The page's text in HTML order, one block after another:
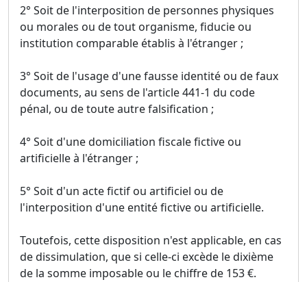
2° Soit de l'interposition de personnes physiques
ou morales ou de tout organisme, fiducie ou
institution comparable établis à l'étranger ;
3° Soit de l'usage d'une fausse identité ou de faux
documents, au sens de l'article 441-1 du code
pénal, ou de toute autre falsification ;
4° Soit d'une domiciliation fiscale fictive ou
artificielle à l'étranger ;
5° Soit d'un acte fictif ou artificiel ou de
l'interposition d'une entité fictive ou artificielle.
Toutefois, cette disposition n'est applicable, en cas
de dissimulation, que si celle-ci excède le dixième
de la somme imposable ou le chiffre de 153 €.